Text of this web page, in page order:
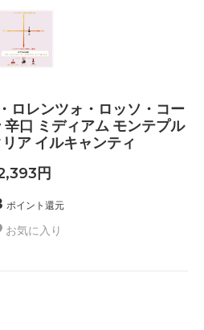
ロレンツォ・ロッソ・コー
口 ミディアム モンテプル
ア イルキャンティ
円
ポイント還元
お気に入り